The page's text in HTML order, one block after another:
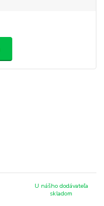
U nášho dodávateľa
skladom